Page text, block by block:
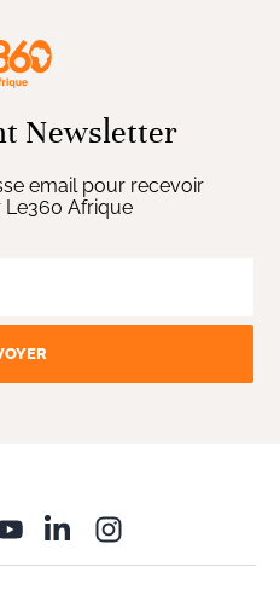
Newsletter
email pour recevoir
Le360 Afrique